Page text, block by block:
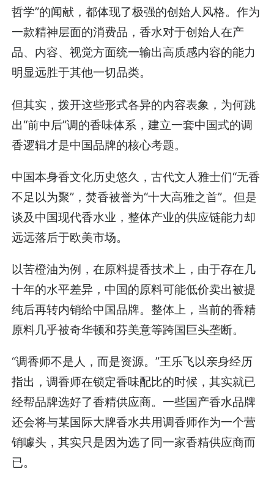
哲学”的闻献，都体现了极强的创始人风格。作为
一款精神层面的消费品，香水对于创始人在产
品、内容、视觉方面统一输出高质感内容的能力
明显远胜于其他一切品类。
但其实，拨开这些形式各异的内容表象，为何跳
出“前中后”调的香味体系，建立一套中国式的调
香逻辑才是中国品牌的核心考题。
中国本身香文化历史悠久，古代文人雅士们“无香
不足以为聚”，焚香被誉为“十大高雅之首”。但是
谈及中国现代香水业，整体产业的供应链能力却
远远落后于欧美市场。
以苦橙油为例，在原料提香技术上，由于存在几
十年的水平差异，中国的原料可能低价卖出被提
纯后再转内销给中国品牌。整体上，当前的香精
原料几乎被奇华顿和芬美意等跨国巨头垄断。
“调香师不是人，而是资源。”王乐飞以亲身经历
指出，调香师在锁定香味配比的时候，其实就已
经帮品牌选好了香精供应商。一些国产香水品牌
还会将与某国际大牌香水共用调香师作为一个营
销噱头，其实只是因为选了同一家香精供应商而
已。